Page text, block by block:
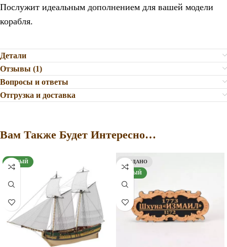
Послужит идеальным дополнением для вашей модели
корабля.
Детали
Отзывы (1)
Вопросы и ответы
Отгрузка и доставка
Вам Также Будет Интересно…
НОВЫЙ
ПРОДАНО
НОВЫЙ